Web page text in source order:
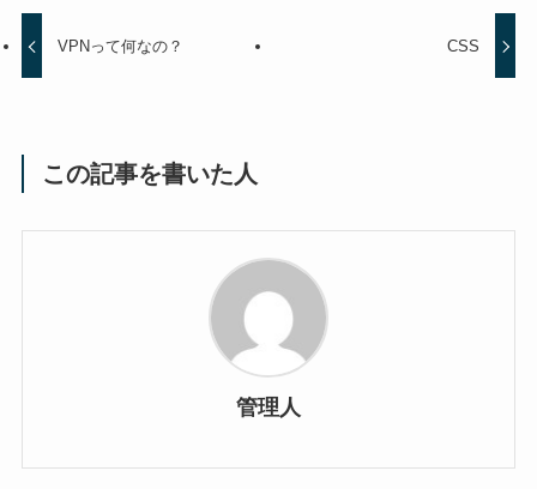
VPNって何なの？ CSS
この記事を書いた人
管理人